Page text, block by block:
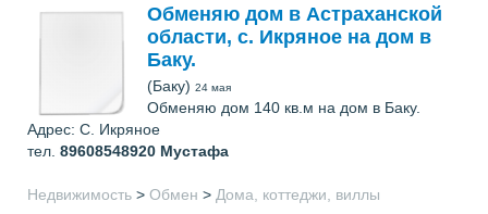
Обменяю дом в Астраханской
области, с. Икряное на дом в
Баку.
(Баку) 24 мая
Обменяю дом 140 кв.м на дом в Баку.
Адрес: С. Икряное
тел. 89608548920 Мустафа
Недвижимость > Обмен > Дома, коттеджи, виллы